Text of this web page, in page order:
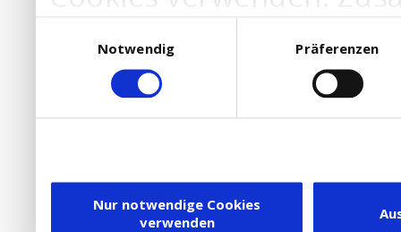
Werbepartner
Ihre Bedürfnisse
die Verwendung von
DSGVO.
Dienstleister in die USA
Notwendig
Präferenzen
Nur notwendige Cookies
verwenden